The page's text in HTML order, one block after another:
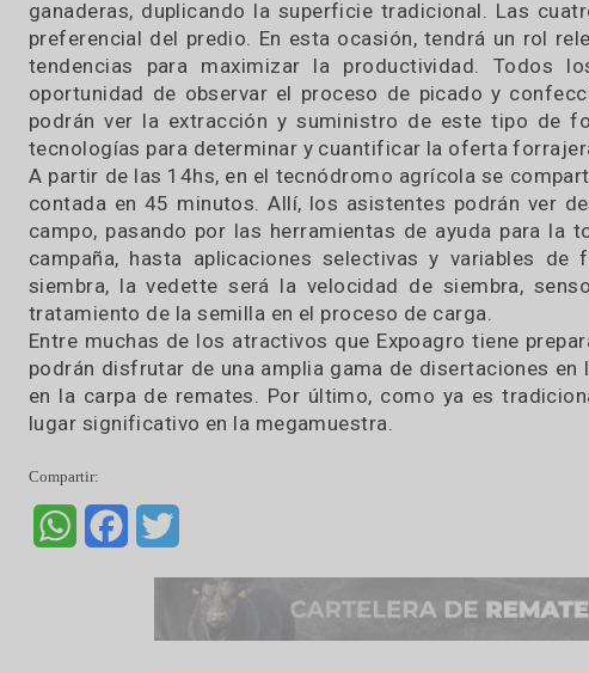
En sintonía con la revolución tecnológica, la
ofrecerá espacios y demostraciones para
último en avances agrotecnológicos. La carpa de
de universidades, ubicada en lote 30, volverá
ecosistema donde convivan pequeñas empresas,
universidades que innovan en tecnología
esta manera, las instituciones académicas
presentarán su oferta educativa, sino también
relacionados a la innovación aplicada al agro.
Por su parte, el Tecnódromo incluirá
ganaderas, duplicando la superficie tradicional.
preferencial del predio. En esta ocasión, tendrá
tendencias para maximizar la productividad.
oportunidad de observar el proceso de picado y
podrán ver la extracción y suministro de este
tecnologías para determinar y cuantificar la oferta
A partir de las 14hs, en el tecnódromo agrícola se
contada en 45 minutos. Allí, los asistentes podrán
campaña, hasta aplicaciones selectivas y
siembra, la vedette será la velocidad de